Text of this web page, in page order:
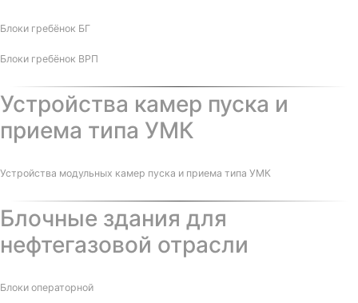
Блоки гребёнок БГ
Блоки гребёнок ВРП
Устройства камер пуска и
приема типа УМК
Устройства модульных камер пуска и приема типа УМК
Блочные здания для
нефтегазовой отрасли
Блоки операторной